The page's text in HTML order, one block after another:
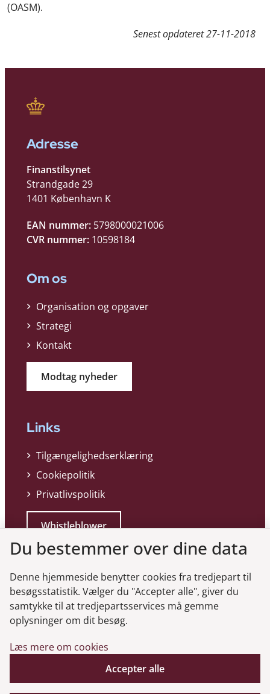
(OASM).
Senest opdateret27-11-2018
Adresse
Finanstilsynet
Strandgade 29
1401 København K
EAN nummer: 5798000021006
CVR nummer: 10598184
Om os
Organisation og opgaver
Strategi
Kontakt
Modtag nyheder
Links
Tilgængelighedserklæring
Cookiepolitik
Privatlivspolitik
Whistleblower
Genveje
Gå til virksomhedsregisteret
Gå til selskabsmeddelelser
Du bestemmer over dine data
Denne hjemmeside benytter cookies fra tredjepart til
besøgsstatistik. Vælger du "Accepter alle", giver du
samtykke til at tredjepartsservices må gemme
oplysninger om dit besøg.
Læs mere om cookies
Accepter alle